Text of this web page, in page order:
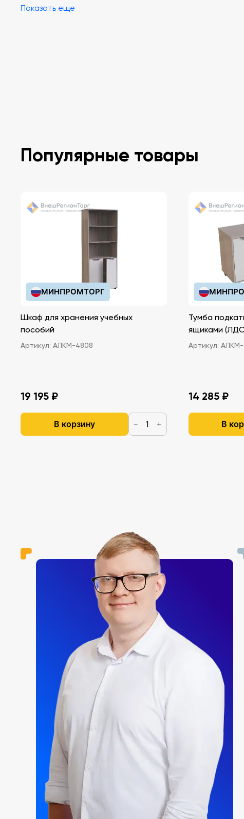
Показать еще
Популярные товары
МИНПРОМТОРГ
Шкаф для хранения учебных
пособий
Артикул: АЛКМ-4808
19 195 ₽
В корзину − +
Тумба
Артикул:
14 285 ₽
В